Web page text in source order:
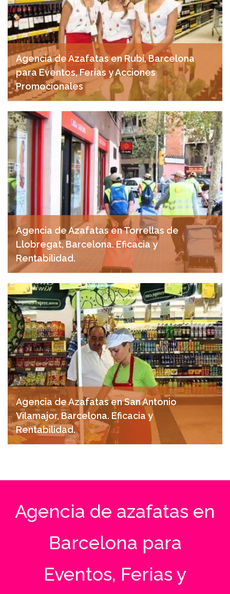
Agencia de Azafatas en Rubí, Barcelona
para Eventos, Ferias y Acciones
Promocionales
noviembre 18, 2024
Agencia de Azafatas en Torrellas de
Llobregat, Barcelona. Eficacia y
Rentabilidad.
noviembre 15, 2024
Agencia de Azafatas en San Antonio
Vilamajor, Barcelona. Eficacia y
Rentabilidad.
Agencia de azafatas en
Barcelona para
Eventos, Ferias y